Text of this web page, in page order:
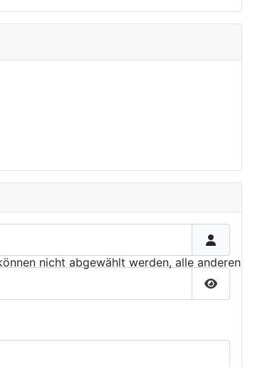
Passwort
nicht abgewählt werden, alle anderen